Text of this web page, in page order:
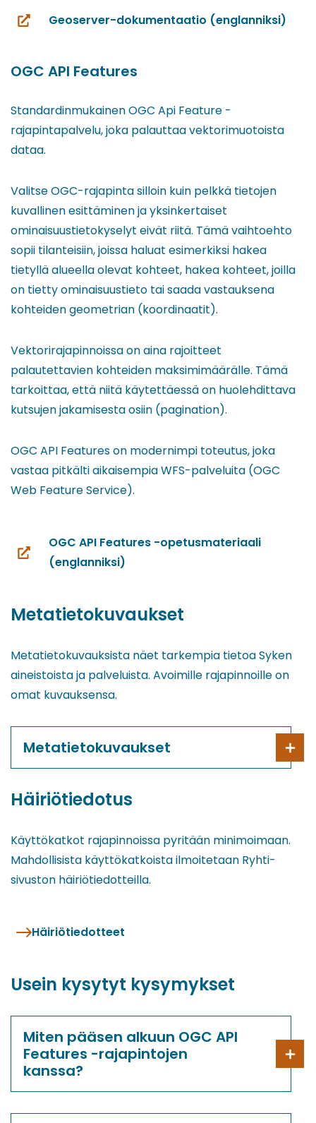
Geoserver-dokumentaatio (englanniksi)
(siirryt
palveluun)
OGC API Features
Standardinmukainen OGC Api Feature -
rajapintapalvelu, joka palauttaa vektorimuotoista
dataa.
Valitse OGC-rajapinta silloin kuin pelkkä tietojen
kuvallinen esittäminen ja yksinkertaiset
ominaisuustietokyselyt eivät riitä. Tämä vaihtoehto
sopii tilanteisiin, joissa haluat esimerkiksi hakea
tietyllä alueella olevat kohteet, hakea kohteet, joilla
on tietty ominaisuustieto tai saada vastauksena
kohteiden geometrian (koordinaatit).
Vektorirajapinnoissa on aina rajoitteet
palautettavien kohteiden maksimimäärälle. Tämä
tarkoittaa, että niitä käytettäessä on huolehdittava
kutsujen jakamisesta osiin (pagination).
OGC API Features on modernimpi toteutus, joka
vastaa pitkälti aikaisempia WFS-palveluita (OGC
Web Feature Service).
OGC API Features -opetusmateriaali
(englanniksi)
(siirryt
Metatietokuvaukset
Metatietokuvauksista näet tarkempia tietoa Syken
aineistoista ja palveluista. Avoimille rajapinnoille on
omat kuvauksensa.
Metatietokuvaukset
Häiriötiedotus
Käyttökatkot rajapinnoissa pyritään minimoimaan.
Mahdollisista käyttökatkoista ilmoitetaan Ryhti-
sivuston häiriötiedotteilla.
Häiriötiedotteet
Usein kysytyt kysymykset
Miten pääsen alkuun OGC API
Features -rajapintojen
kanssa?